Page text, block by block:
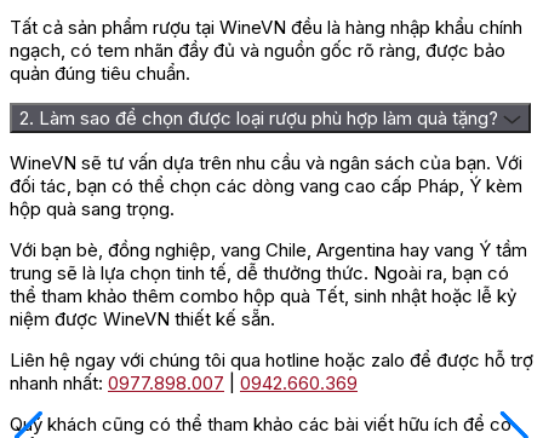
Tất cả sản phẩm rượu tại WineVN đều là hàng nhập khẩu chính
ngạch, có tem nhãn đầy đủ và nguồn gốc rõ ràng, được bảo
quản đúng tiêu chuẩn.
2. Làm sao để chọn được loại rượu phù hợp làm quà tặng?
WineVN sẽ tư vấn dựa trên nhu cầu và ngân sách của bạn. Với
đối tác, bạn có thể chọn các dòng vang cao cấp Pháp, Ý kèm
hộp quà sang trọng.
Với bạn bè, đồng nghiệp, vang Chile, Argentina hay vang Ý tầm
trung sẽ là lựa chọn tinh tế, dễ thưởng thức. Ngoài ra, bạn có
thể tham khảo thêm combo hộp quà Tết, sinh nhật hoặc lễ kỷ
niệm được WineVN thiết kế sẵn.
Liên hệ ngay với chúng tôi qua hotline hoặc zalo để được hỗ trợ
nhanh nhất: 0977.898.007
0942.660.369
Quý khách cũng có thể tham khảo các bài viết hữu ích để có